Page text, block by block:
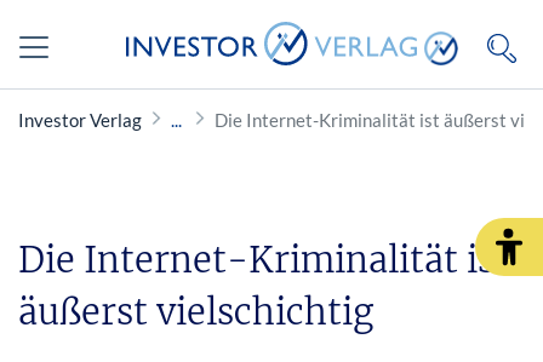
Investor Verlag Die Internet-Kriminalität ist äußerst
Die Internet-Kriminalität ist
äußerst vielschichtig